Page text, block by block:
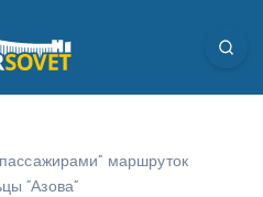
маршруток
“Азова”